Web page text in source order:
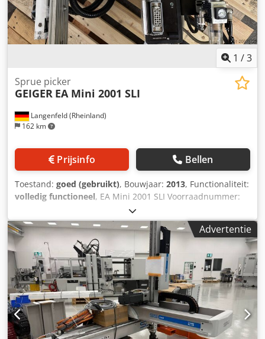
1 /3
Langenfeld (Rheinland)
162 km
Sprue picker
GEIGER EA Mini 2001 SLI
Prijsinfo Bellen
Toestand: goed (gebruikt), Bouwjaar: 2013, Functionaliteit:
volledig functioneel, EA Mini 2001 SLI Voorraadnummer:
503612 Machinetype/Apparaattype: Anguspicker Fabrikant:
Geiger Type: EA Mini 2001 SLI Bouwjaar: 2013 - Alle assen
pneumatisch aangedreven - Herhalingsnauwkeurigheid:
±0,2 mm - Totaal gewicht delen en grijper: tot 2 kg -
Netspanning: 230/110 V (50/60 Hz) - Persluchtaansluiting: 6
bar - Verbruik ca. 10 Nl/cyclus (zonder vacuüm) - Alle
EUROMAP 67-signalen - - Draaienmodule B-as -
Vacuümkring Dkodpfx Acjxy I E Se Uor - Metalen grijper
AJ2012 - Verplaatsingsconsole 500 mm - Uniek
snelrijsysteem op de Y-as - Afkeur-evaluatie Interface voor
spuitgietmachine: EUROMAP 67
Advertentie